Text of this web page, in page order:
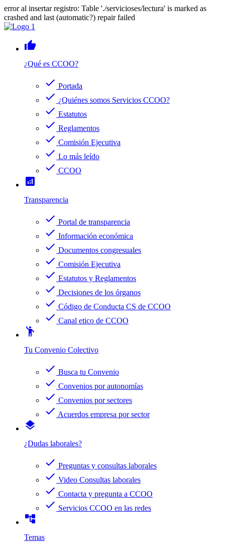
error al insertar registro: Table './servicioses/lectura' is marked as
crashed and last (automatic?) repair failed
thumb_up
¿Qué es CCOO?
check Portada
check ¿Quiénes somos Servicios CCOO?
check Estatutos
check Reglamentos
check Comisión Ejecutiva
check Lo más leído
check CCOO
analytics
Transparencia
check Portal de transparencia
check Información económica
check Documentos congresuales
check Comisión Ejecutiva
check Estatutos y Reglamentos
check Decisiones de los órganos
check Código de Conducta CS de CCOO
check Canal etico de CCOO
emoji_people
Tu Convenio Colectivo
check Busca tu Convenio
check Convenios por autonomías
check Convenios por sectores
check Acuerdos empresa por sector
layers
¿Dudas laborales?
check Preguntas y consultas laborales
check Video Consultas laborales
check Contacta y pregunta a CCOO
check Servicios CCOO en las redes
account_tree
Temas